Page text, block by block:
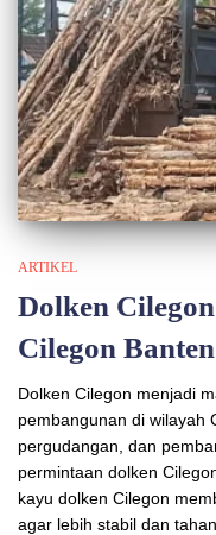
ARTIKEL
Dolken
Cilegon
Dolken Cilegon menjadi
pembangunan di wilayah
pergudangan, dan
permintaan dolken
kayu dolken Cilegon
agar lebih stabil dan